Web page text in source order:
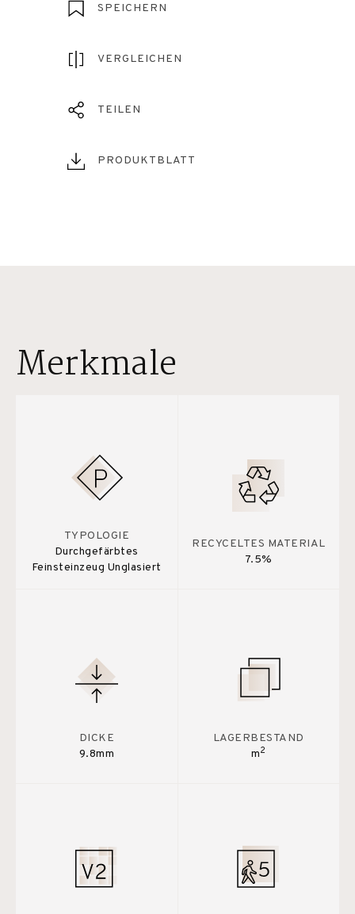
SPEICHERN
VERGLEICHEN
TEILEN
PRODUKTBLATT
Merkmale
TYPOLOGIE
Durchgefärbtes
Feinsteinzeug Unglasiert
RECYCELTES MATERIAL
7.5%
DICKE
9.8mm
LAGERBESTAND
m2